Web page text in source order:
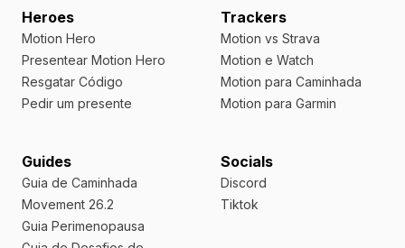
Heroes
Motion Hero
Presentear Motion Hero
Resgatar Código
Pedir um presente
Trackers
Motion vs Strava
Motion e Watch
Motion para Caminhada
Motion para Garmin
Guides
Guia de Caminhada
Movement 26.2
Guia Perimenopausa
Socials
Discord
Tiktok